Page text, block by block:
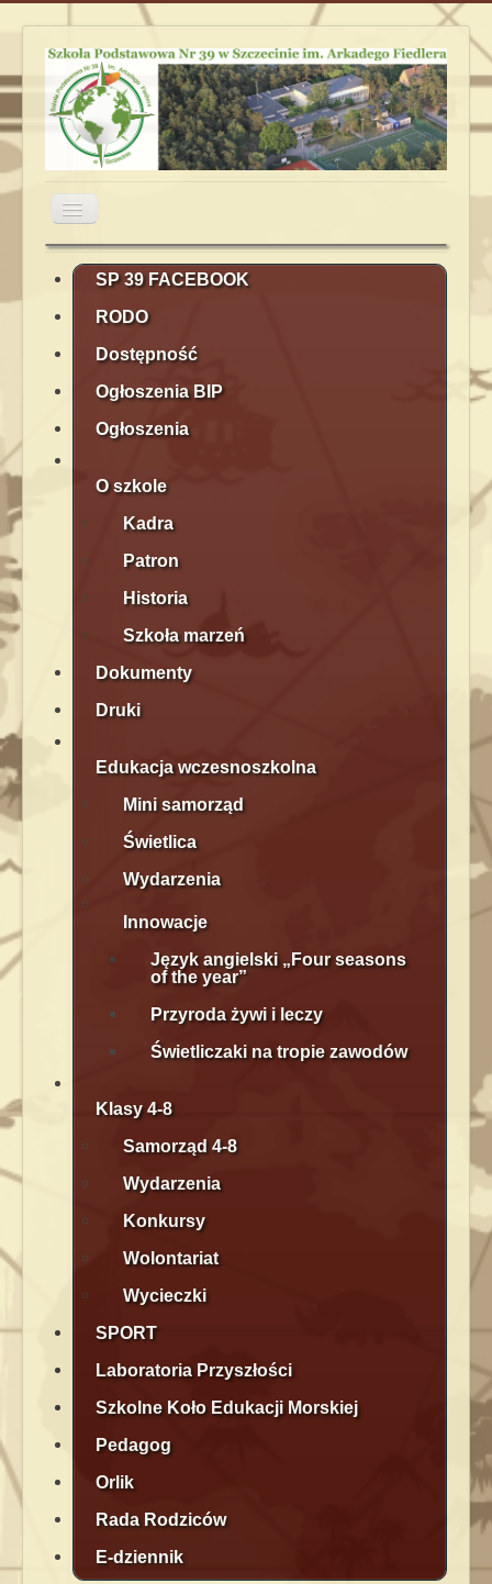
Przełącz
nawigację
Aktualności Obiady Plan lekcji
Terminarz
SP 39 FACEBOOK
RODO
Dostępność
Ogłoszenia BIP
Ogłoszenia
O szkole
Kadra
Patron
Historia
Szkoła marzeń
Dokumenty
Druki
Edukacja wczesnoszkolna
Mini samorząd
Świetlica
Wydarzenia
Innowacje
Język angielski „Four seasons
of the year”
Przyroda żywi i leczy
Świetliczaki na tropie zawodów
Klasy 4-8
Samorząd 4-8
Wydarzenia
Konkursy
Wolontariat
Wycieczki
SPORT
Laboratoria Przyszłości
Szkolne Koło Edukacji Morskiej
Pedagog
Orlik
Rada Rodziców
E-dziennik